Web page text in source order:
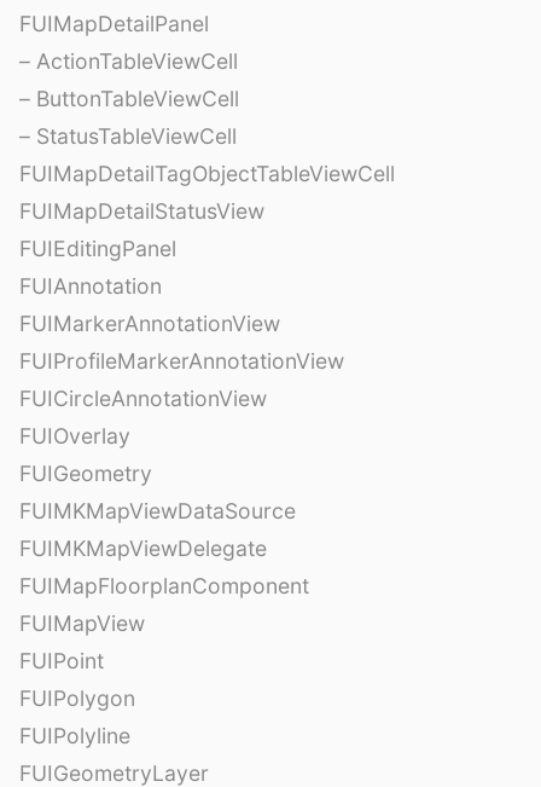
FUIMapDetailPanel
– ActionTableViewCell
– ButtonTableViewCell
– StatusTableViewCell
FUIMapDetailTagObjectTableViewCell
FUIMapDetailStatusView
FUIEditingPanel
FUIAnnotation
FUIMarkerAnnotationView
FUIProfileMarkerAnnotationView
FUICircleAnnotationView
FUIOverlay
FUIGeometry
FUIMKMapViewDataSource
FUIMKMapViewDelegate
FUIMapFloorplanComponent
FUIMapView
FUIPoint
FUIPolygon
FUIPolyline
FUIGeometryLayer